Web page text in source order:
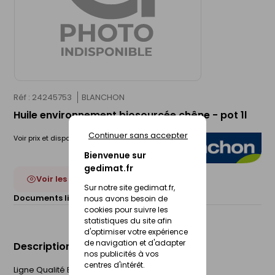
Bienvenue sur
gedimat.fr
Sur notre site gedimat.fr,
nous avons besoin de
cookies pour suivre les
statistiques du site afin
d'optimiser votre expérience
de navigation et d'adapter
nos publicités à vos
centres d'intérêt.
Continuer sans accepter
Réf : 24245753 BLANCHON
Huile environnement biosourcée chêne - pot 1l
Voir prix et disponibilité en magasin
Voir les 14 déclinaisons
Documents liés :
Fiche technique
Description du produit
Ligne Qualité Environnement Blanchon conjugue